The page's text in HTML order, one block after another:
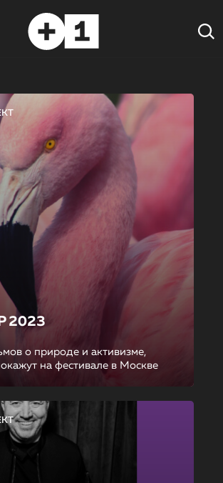
2023
о природе и активизме,
на фестивале в Москве